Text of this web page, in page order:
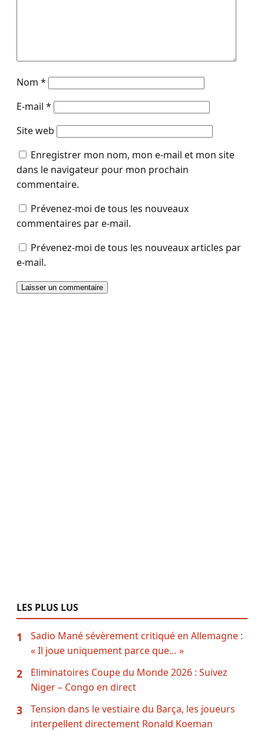
Nom *
E-mail *
Site web
Enregistrer mon nom, mon e-mail et mon site
dans le navigateur pour mon prochain
commentaire.
Prévenez-moi de tous les nouveaux
commentaires par e-mail.
Prévenez-moi de tous les nouveaux articles par
e-mail.
LES PLUS LUS
1
Sadio Mané sévèrement critiqué en Allemagne :
« Il joue uniquement parce que… »
2
Eliminatoires Coupe du Monde 2026 : Suivez
Niger – Congo en direct
3
Tension dans le vestiaire du Barça, les joueurs
interpellent directement Ronald Koeman